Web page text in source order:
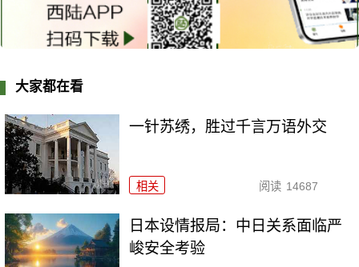
大家都在看
一针苏绣，胜过千言万语外交
相关 阅读 14687
日本设情报局：中日关系面临严
峻安全考验